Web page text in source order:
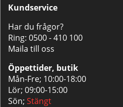
Kundservice
Har du frågor?
Ring: 0500 - 410 100
Maila till oss
Öppettider, butik
Mån-Fre; 10:00-18:00
Lör; 09:00-15:00
Sön; Stängt